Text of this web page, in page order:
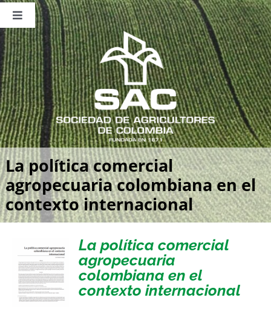
Saltar
contenido
Toggle
Navigation
Nosotros
Publicaciones
Sala de Prensa
Eventos
La política comercial
agropecuaria colombiana en el
contexto internacional
La política comercial
agropecuaria
colombiana en el
contexto internacional